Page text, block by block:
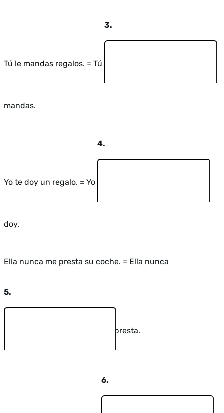
Tú le mandas regalos. = Tú
3.
mandas.
Yo te doy un regalo. = Yo
4.
doy.
Ella nunca me presta su coche. = Ella nunca
5.
presta.
6.